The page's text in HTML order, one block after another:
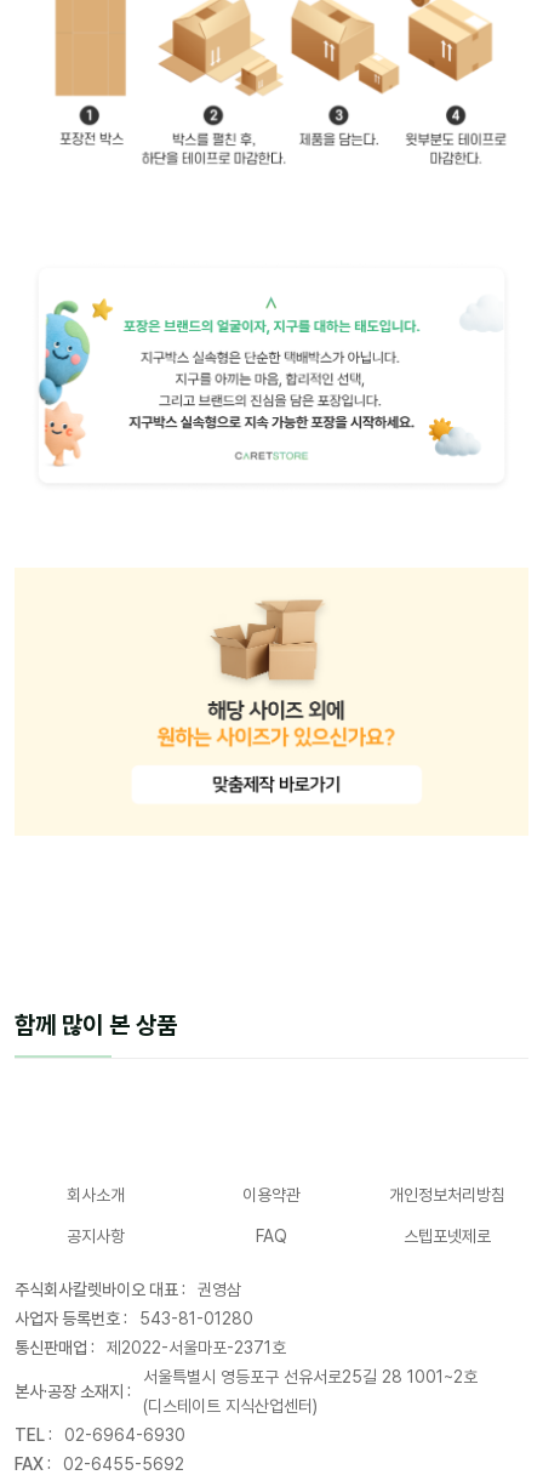
함께 많이 본 상품
회사소개 이용약관 개인정보처리방침
공지사항 FAQ 스텝포넷제로
주식회사칼렛바이오 대표 :
권영삼
사업자 등록번호 :
543-81-01280
통신판매업 :
제2022-서울마포-2371호
본사·공장 소재지 :
서울특별시 영등포구 선유서로25길 28 1001~2호
(디스테이트 지식산업센터)
TEL :
02-6964-6930
FAX :
02-6455-5692